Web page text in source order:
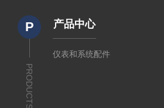
P
PRODUCTS
产品中心
仪表和系统配件